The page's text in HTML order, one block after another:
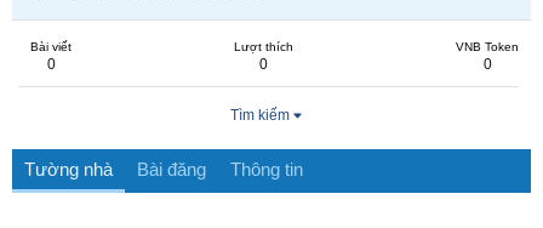
Bài viết
0
Lượt thích
0
VNB Token
0
Tìm kiếm
Tường nhà Bài đăng Thông tin